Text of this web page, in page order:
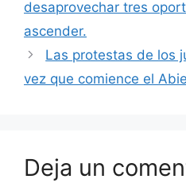
desaprovechar tres
ascender.
Las protestas de los
vez que comience el
Deja un